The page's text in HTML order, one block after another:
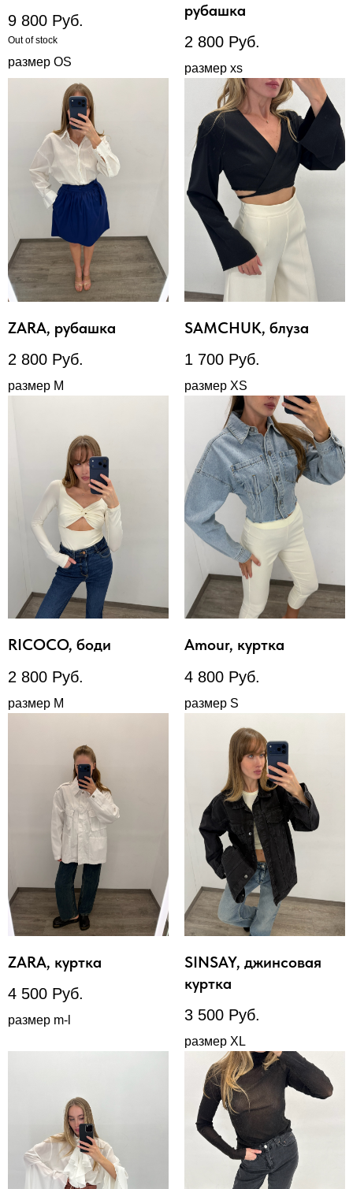
9 800 Руб.
Out of stock
размер OS
рубашка
2 800 Руб.
размер xs
ZARA, рубашка
2 800 Руб.
размер М
SAMCHUK, блуза
1 700 Руб.
размер XS
RICOCO, боди
2 800 Руб.
размер М
Amour, куртка
4 800 Руб.
размер S
ZARA, куртка
4 500 Руб.
размер m-l
SINSAY, джинсовая
куртка
3 500 Руб.
размер XL